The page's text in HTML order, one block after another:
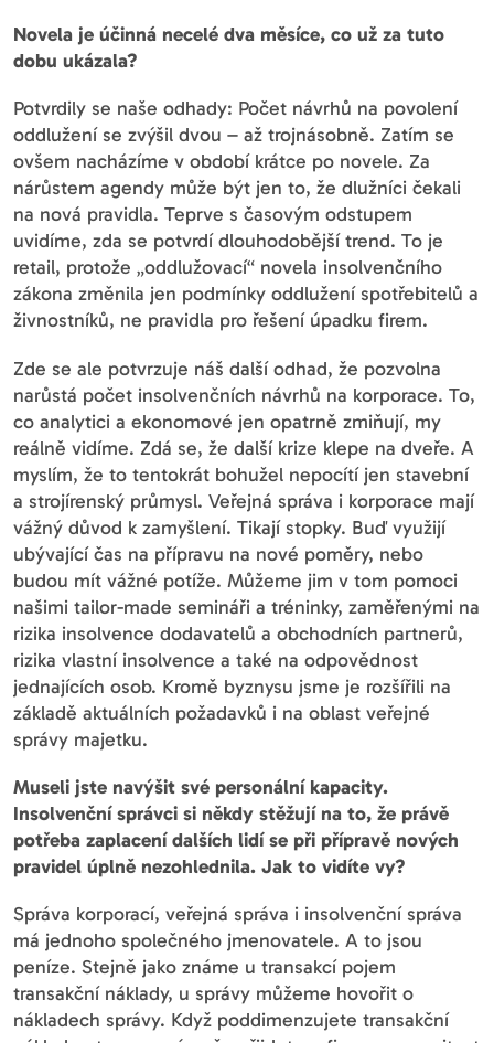
Novela je účinná necelé dva měsíce, co už za tuto
dobu ukázala?
Potvrdily se naše odhady: Počet návrhů na povolení
oddlužení se zvýšil dvou – až trojnásobně. Zatím se
ovšem nacházíme v období krátce po novele. Za
nárůstem agendy může být jen to, že dlužníci čekali
na nová pravidla. Teprve s časovým odstupem
uvidíme, zda se potvrdí dlouhodobější trend. To je
retail, protože „oddlužovací“ novela insolvenčního
zákona změnila jen podmínky oddlužení spotřebitelů a
živnostníků, ne pravidla pro řešení úpadku firem.
Zde se ale potvrzuje náš další odhad, že pozvolna
narůstá počet insolvenčních návrhů na korporace. To,
co analytici a ekonomové jen opatrně zmiňují, my
reálně vidíme. Zdá se, že další krize klepe na dveře. A
myslím, že to tentokrát bohužel nepocítí jen stavební
a strojírenský průmysl. Veřejná správa i korporace mají
vážný důvod k zamyšlení. Tikají stopky. Buď využijí
ubývající čas na přípravu na nové poměry, nebo
budou mít vážné potíže. Můžeme jim v tom pomoci
našimi tailor-made semináři a tréninky, zaměřenými na
rizika insolvence dodavatelů a obchodních partnerů,
rizika vlastní insolvence a také na odpovědnost
jednajících osob. Kromě byznysu jsme je rozšířili na
základě aktuálních požadavků i na oblast veřejné
správy majetku.
Museli jste navýšit své personální kapacity.
Insolvenční správci si někdy stěžují na to, že právě
potřeba zaplacení dalších lidí se při přípravě nových
pravidel úplně nezohlednila. Jak to vidíte vy?
Správa korporací, veřejná správa i insolvenční správa
má jednoho společného jmenovatele. A to jsou
peníze. Stejně jako známe u transakcí pojem
transakční náklady, u správy můžeme hovořit o
nákladech správy. Když poddimenzujete transakční